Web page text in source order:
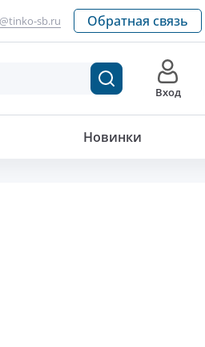
sb.ru Обратная связь
Вход
Новинки